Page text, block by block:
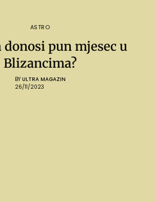
ASTRO
donosi pun mjesec u
Blizancima?
BY ULTRA MAGAZIN
26/11/2023